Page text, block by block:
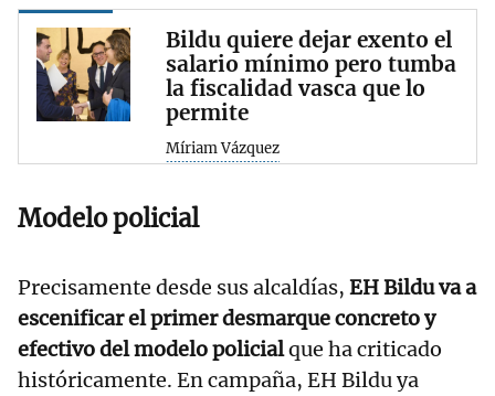
Bildu quiere dejar exento el
salario mínimo pero tumba
la fiscalidad vasca que lo
permite
Míriam Vázquez
Modelo policial
Precisamente desde sus alcaldías, EH Bildu va a
escenificar el primer desmarque concreto y
efectivo del modelo policialque ha criticado
históricamente. En campaña, EH Bildu ya